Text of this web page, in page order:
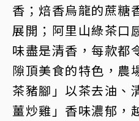
香；焙香烏龍的蔗糖
展開；阿里山綠茶口
味盡是清香，每款都
隙頂美食的特色，農
茶豬腳」以茶去油、
薑炒雞」香味濃郁，